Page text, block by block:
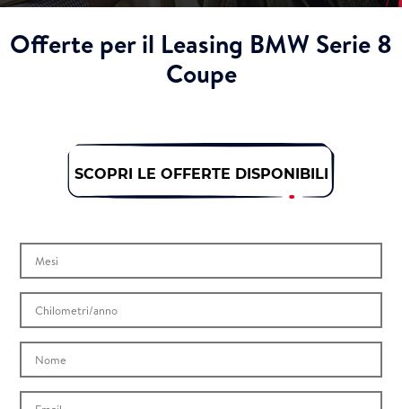
Offerte per il Leasing BMW Serie 8
Coupe
SCOPRI LE OFFERTE DISPONIBILI